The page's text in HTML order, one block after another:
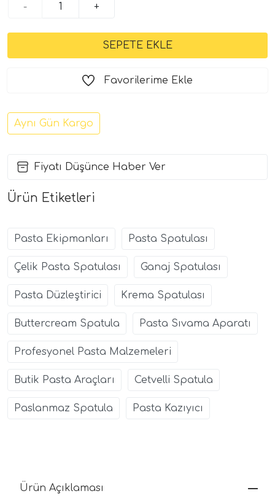
- +
Favorilerime Ekle
Aynı Gün Kargo
Fiyatı Düşünce Haber Ver
Ürün Etiketleri
Pasta Ekipmanları Pasta Spatulası
Çelik Pasta Spatulası Ganaj Spatulası
Pasta Düzleştirici Krema Spatulası
Buttercream Spatula Pasta Sıvama Aparatı
Profesyonel Pasta Malzemeleri
Butik Pasta Araçları Cetvelli Spatula
Paslanmaz Spatula Pasta Kazıyıcı
Ürün Açıklaması